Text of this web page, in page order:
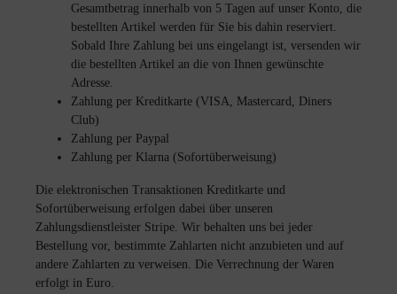
Gesamtbetrag innerhalb von 5 Tagen auf unser Konto, die
bestellten Artikel werden für Sie bis dahin reserviert.
Sobald Ihre Zahlung bei uns eingelangt ist, versenden wir
die bestellten Artikel an die von Ihnen gewünschte
Adresse.
Zahlung per Kreditkarte (VISA, Mastercard, Diners
Club)
Zahlung per Paypal
Zahlung per Klarna (Sofortüberweisung)
Die elektronischen Transaktionen Kreditkarte und
Sofortüberweisung erfolgen dabei über unseren
Zahlungsdienstleister Stripe. Wir behalten uns bei jeder
Bestellung vor, bestimmte Zahlarten nicht anzubieten und auf
andere Zahlarten zu verweisen. Die Verrechnung der Waren
erfolgt in Euro.